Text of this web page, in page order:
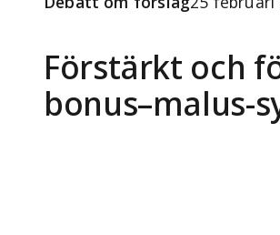
Förstärkt och
bonus–malus-